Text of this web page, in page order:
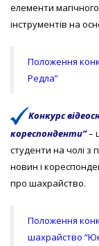
елементи
інструментів на
Положення
Редла”
Конкурс
кореспонденти”–
студенти на чолі з
новин і
про шахрайство.
Положення
шахрайство